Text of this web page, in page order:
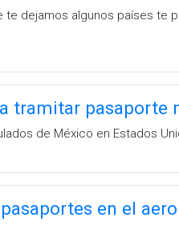
dejamos algunos países te
tramitar pasaporte
de México en Estados
en el